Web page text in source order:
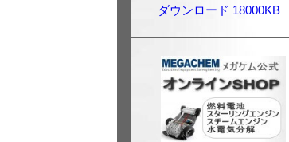
ダウンロード 18000KB